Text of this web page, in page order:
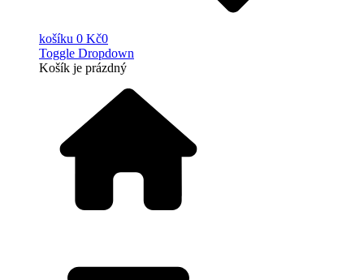
košíku 0 Kč0
Toggle Dropdown
Košík je prázdný